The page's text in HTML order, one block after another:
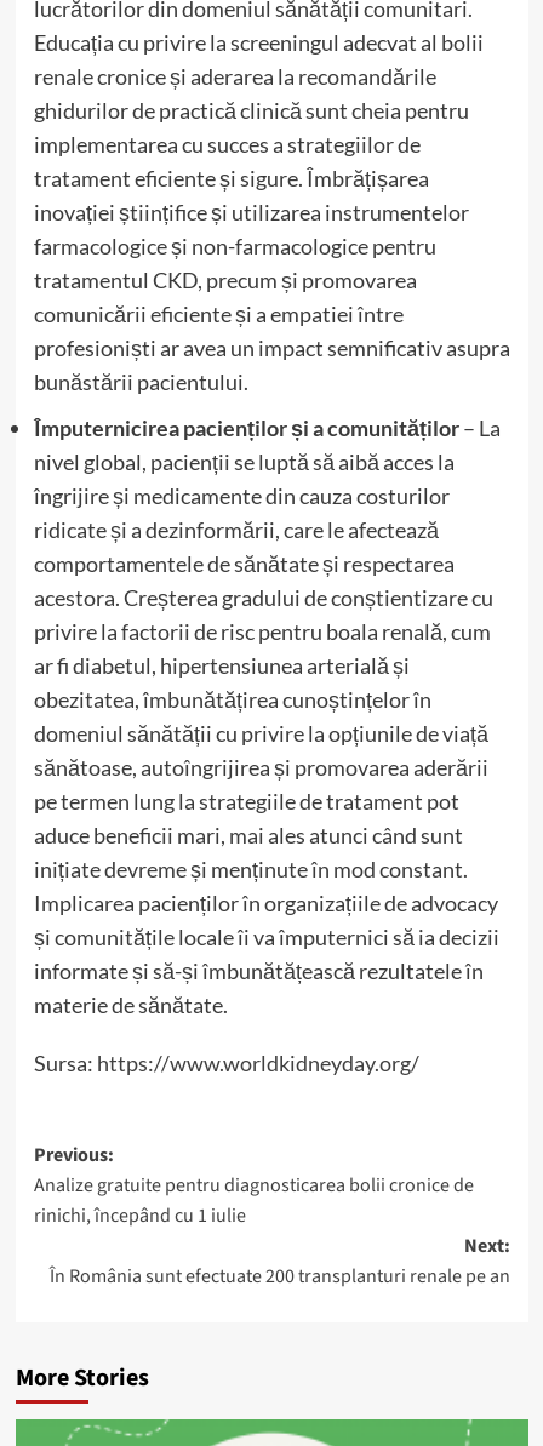
lucrătorilor din domeniul sănătății comunitari.
Educația cu privire la screeningul adecvat al bolii
renale cronice și aderarea la recomandările
ghidurilor de practică clinică sunt cheia pentru
implementarea cu succes a strategiilor de
tratament eficiente și sigure. Îmbrățișarea
inovației științifice și utilizarea instrumentelor
farmacologice și non-farmacologice pentru
tratamentul CKD, precum și promovarea
comunicării eficiente și a empatiei între
profesioniști ar avea un impact semnificativ asupra
bunăstării pacientului.
Împuternicirea pacienților și a comunităților– La
nivel global, pacienții se luptă să aibă acces la
îngrijire și medicamente din cauza costurilor
ridicate și a dezinformării, care le afectează
comportamentele de sănătate și respectarea
acestora. Creșterea gradului de conștientizare cu
privire la factorii de risc pentru boala renală, cum
ar fi diabetul, hipertensiunea arterială și
obezitatea, îmbunătățirea cunoștințelor în
domeniul sănătății cu privire la opțiunile de viață
sănătoase, autoîngrijirea și promovarea aderării
pe termen lung la strategiile de tratament pot
aduce beneficii mari, mai ales atunci când sunt
inițiate devreme și menținute în mod constant.
Implicarea pacienților în organizațiile de advocacy
și comunitățile locale îi va împuternici să ia decizii
informate și să-și îmbunătățească rezultatele în
materie de sănătate.
Sursa: https://www.worldkidneyday.org/
Post
navigation
Previous:
Analize gratuite pentru diagnosticarea bolii cronice de
rinichi, începând cu 1 iulie
Next:
În România sunt efectuate 200 transplanturi renale pe an
More Stories